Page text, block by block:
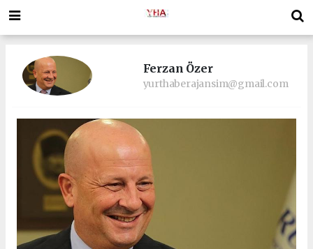
Ferzan Özer
yurthaberajansim@gmail.com